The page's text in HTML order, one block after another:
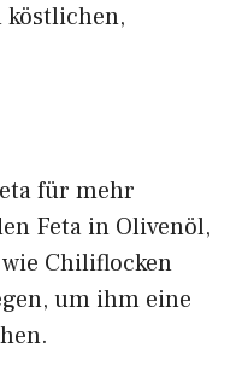
köstlichen,
für mehr
Feta in Olivenöl,
Chiliflocken
um ihm eine